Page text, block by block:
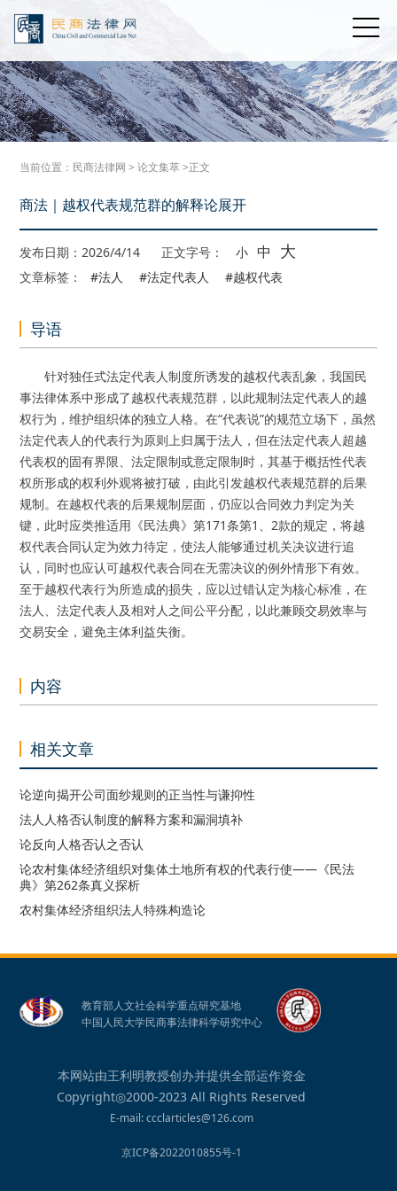
当前位置： 民商法律网 >论文集萃>正文
商法｜越权代表规范群的解释论展开
发布日期：2026/4/14 正文字号： 小 中 大
文章标签： #法人 #法定代表人 #越权代表
导语
针对独任式法定代表人制度所诱发的越权代表乱象，我国民
事法律体系中形成了越权代表规范群，以此规制法定代表人的越
权行为，维护组织体的独立人格。在“代表说”的规范立场下，虽然
法定代表人的代表行为原则上归属于法人，但在法定代表人超越
代表权的固有界限、法定限制或意定限制时，其基于概括性代表
权所形成的权利外观将被打破，由此引发越权代表规范群的后果
规制。在越权代表的后果规制层面，仍应以合同效力判定为关
键，此时应类推适用《民法典》第171条第1、2款的规定，将越
权代表合同认定为效力待定，使法人能够通过机关决议进行追
认，同时也应认可越权代表合同在无需决议的例外情形下有效。
至于越权代表行为所造成的损失，应以过错认定为核心标准，在
法人、法定代表人及相对人之间公平分配，以此兼顾交易效率与
交易安全，避免主体利益失衡。
内容
相关文章
论逆向揭开公司面纱规则的正当性与谦抑性
法人人格否认制度的解释方案和漏洞填补
论反向人格否认之否认
论农村集体经济组织对集体土地所有权的代表行使——《民法
典》第262条真义探析
农村集体经济组织法人特殊构造论
教育部人文社会科学重点研究基地
中国人民大学民商事法律科学研究中心
本网站由王利明教授创办并提供全部运作资金
Copyright◎2000-2023 All Rights Reserved
E-mail: ccclarticles@126.com
京ICP备2022010855号-1